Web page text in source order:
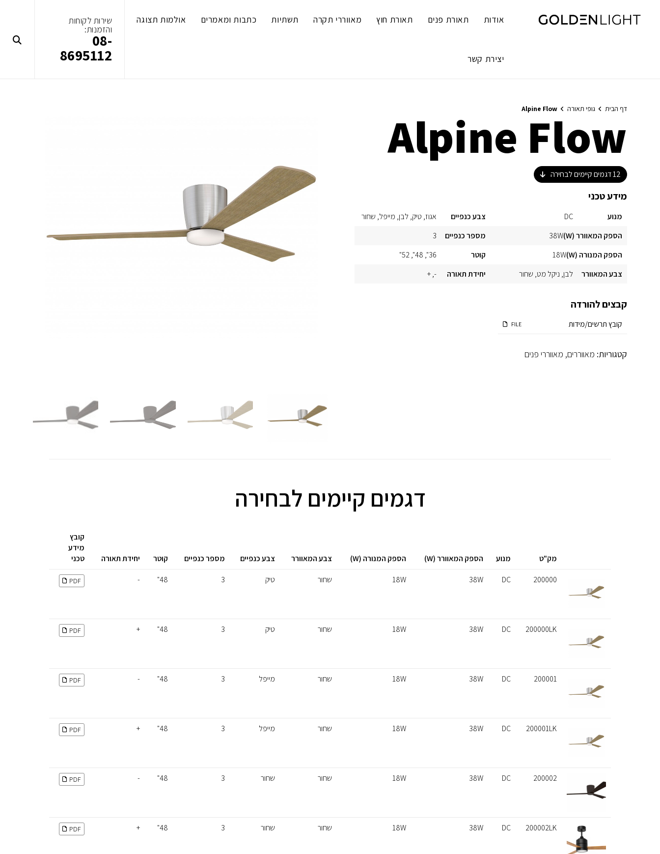
content
אודות תאורת פנים תאורת חוץ מאווררי תקרה תשתיות כתבות ומאמרים אולמות תצוגה
יצירת קשר
שירות לקוחות
והזמנות:
08-
8695112
דף הבית גופי תאורה Alpine Flow
Alpine Flow
12דגמים קיימים לבחירה
מידע טכני
מנוע
DC
הספק המאוורר (W)
38W
הספק המנורה (W)
18W
צבע המאוורר
לבן ניקל מט שחור
צבע כנפיים אגוז טיק לבן מייפל שחור
מספר כנפיים
3
קוטר
36"
48"
52"
יחידת תאורה
-
+
קבצים להורדה
קובץ תרשים/מידות FILE
קטגוריות: מאווררים, מאווררי פנים
דגמים קיימים לבחירה
מק"ט מנוע הספק המאוורר (W) הספק המנורה (W) צבע המאוורר צבע כנפיים מספר כנפיים קוטר יחידת תאורה
קובץ
מידע
טכני
200000
DC
38W
18W שחור טיק 3
48"
-
PDF
200000LK
DC
38W
18W שחור טיק 3
48"
+
PDF
200001
DC
38W
18W שחור מייפל 3
48"
-
PDF
200001LK
DC
38W
18W שחור מייפל 3
48"
+
PDF
200002
DC
38W
18W שחור שחור 3
48"
-
PDF
200002LK
DC
38W
18W שחור שחור 3
48"
+
PDF